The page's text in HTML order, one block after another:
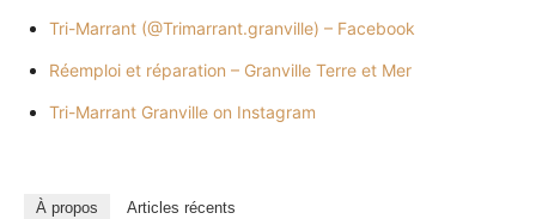
Tri-Marrant (@Trimarrant.granville) – Facebook
Réemploi et réparation – Granville Terre et Mer
Tri-Marrant Granville on Instagram
À propos Articles récents